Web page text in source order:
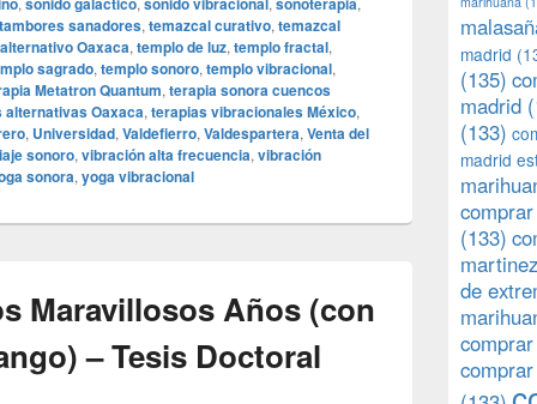
tambores sanadores, temazcal curativo, temazcal
Oaxaca, templo de luz, templo fractal,
sagrado, templo sonoro, templo vibracional,
Metatron Quantum, terapia sonora cuencos
alternativas Oaxaca, terapias vibracionales México,
, Universidad, Valdefierro, Valdespartera, Venta del
sonoro, vibración alta frecuencia, vibración
sonora, yoga vibracional
Maravillosos Años (con
– Tesis Doctoral
madrid
(135)
madrid
(133)
madrid
(133)
martinez
de